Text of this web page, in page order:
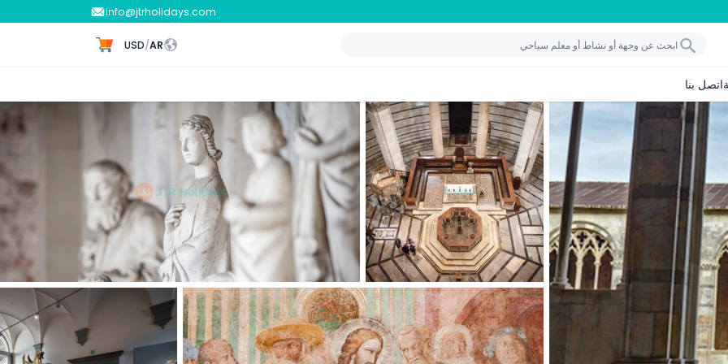
info@jtrholidays.com
AR
/
USD
اتصل بنا